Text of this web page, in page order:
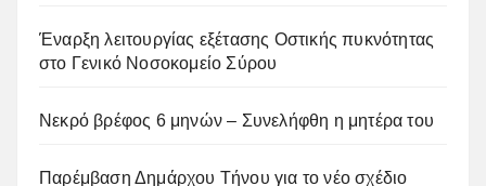
Έναρξη λειτουργίας εξέτασης Οστικής πυκνότητας
στο Γενικό Νοσοκομείο Σύρου
Νεκρό βρέφος 6 μηνών – Συνελήφθη η μητέρα του
Παρέμβαση Δημάρχου Τήνου για το νέο σχέδιο